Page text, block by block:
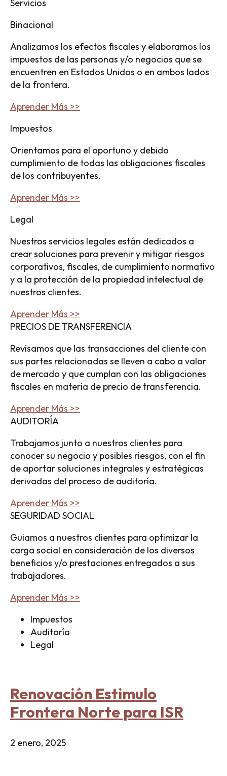
Servicios
Binacional
Analizamos los efectos fiscales y elaboramos los
impuestos de las personas y/o negocios que se
encuentren en Estados Unidos o en ambos lados
de la frontera.
Aprender Más >>
Impuestos
Orientamos para el oportuno y debido
cumplimiento de todas las obligaciones fiscales
de los contribuyentes.
Aprender Más >>
Legal
Nuestros servicios legales están dedicados a
crear soluciones para prevenir y mitigar riesgos
corporativos, fiscales, de cumplimiento normativo
y a la protección de la propiedad intelectual de
nuestros clientes.
Aprender Más >>
PRECIOS DE TRANSFERENCIA
Revisamos que las transacciones del cliente con
sus partes relacionadas se lleven a cabo a valor
de mercado y que cumplan con las obligaciones
fiscales en materia de precio de transferencia.
Aprender Más >>
AUDITORÍA
Trabajamos junto a nuestros clientes para
conocer su negocio y posibles riesgos, con el fin
de aportar soluciones integrales y estratégicas
derivadas del proceso de auditoría.
Aprender Más >>
SEGURIDAD SOCIAL
Guiamos a nuestros clientes para optimizar la
carga social en consideración de los diversos
beneficios y/o prestaciones entregados a sus
trabajadores.
Aprender Más >>
Impuestos
Auditoría
Legal
Renovación Estimulo
Frontera Norte para ISR
2 enero, 2025